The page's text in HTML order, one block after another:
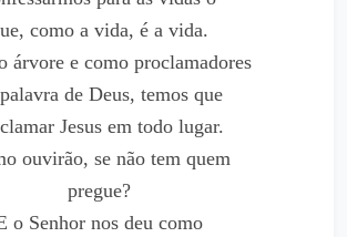
como a vida, é a vida.
árvore e como proclamadores
de Deus, temos que
Jesus em todo lugar.
ouvirão, se não tem quem
pregue?
o Senhor nos deu como